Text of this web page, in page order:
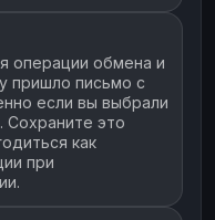
операции обмена и
пришло письмо с
если вы выбрали
Сохраните это
как
при